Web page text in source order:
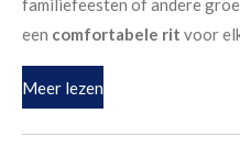
familiefeesten of andere
een comfortabele rit voor
Meer lezen